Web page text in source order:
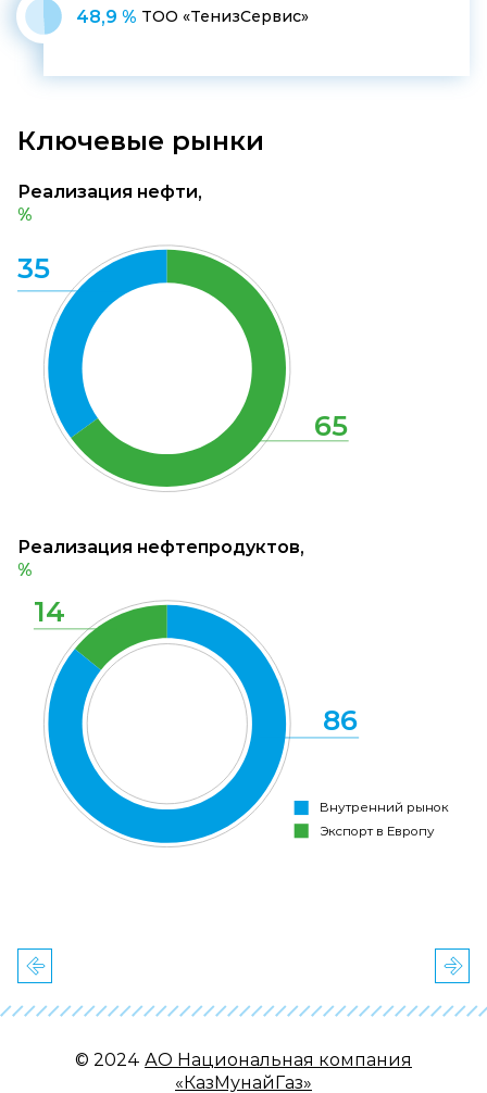
48,9 % ТОО «ТенизСервис»
Ключевые рынки
Реализация нефти,
%
65
35
Реализация нефтепродуктов,
%
86
14
Внутренний рынок
Экспорт в Европу
© 2024 АО Национальная компания
«КазМунайГаз»